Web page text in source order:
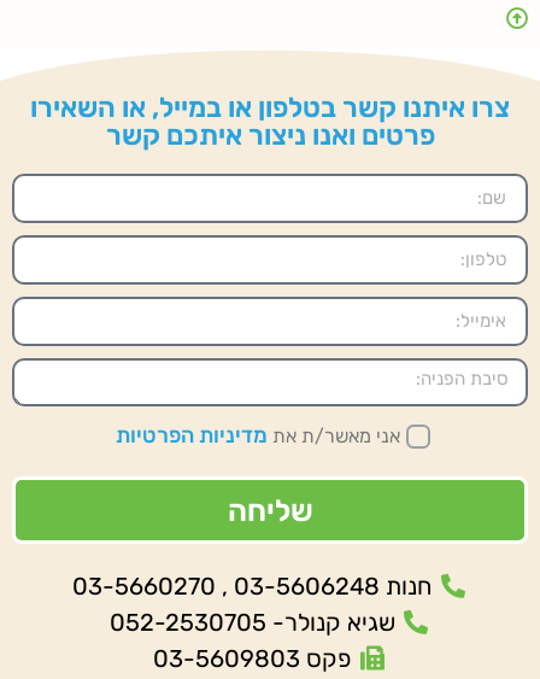
צרו איתנו קשר בטלפון או במייל, או השאירו
פרטים ואנו ניצור איתכם קשר
אני מאשר/ת את מדיניות הפרטיות
שליחה
חנות 03-5606248 , 03-5660270
שגיא קנולר- 052-2530705
פקס 03-5609803